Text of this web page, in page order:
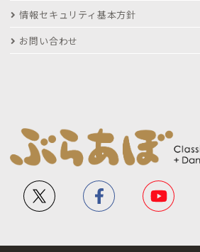
情報セキュリティ基本方針
お問い合わせ